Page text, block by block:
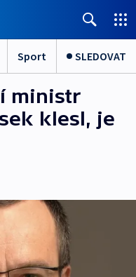
Sport SLEDOVAT
ministr
klesl, je